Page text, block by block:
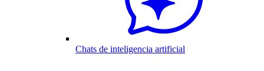
Chats de inteligencia artificial